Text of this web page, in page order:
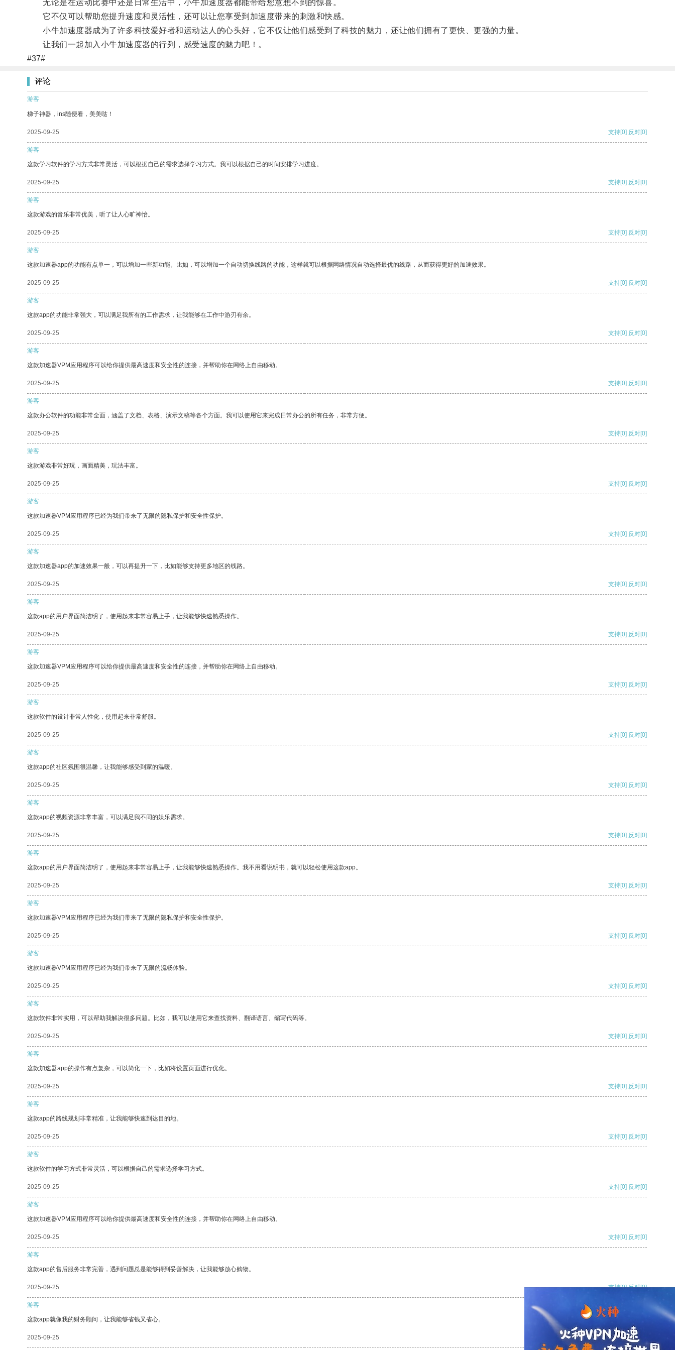
无论是在运动比赛中还是日常生活中，小牛加速度器都能带给您意想不到的惊喜。
它不仅可以帮助您提升速度和灵活性，还可以让您享受到加速度带来的刺激和快感。
小牛加速度器成为了许多科技爱好者和运动达人的心头好，它不仅让他们感受到了科技的魅力，还让他们拥有了更快、更强的力量。
让我们一起加入小牛加速度器的行列，感受速度的魅力吧！。
#37#
评论
游客
梯子神器，ins随便看，美美哒！
2025-09-25 支持[0] 反对[0]
游客
这款学习软件的学习方式非常灵活，可以根据自己的需求选择学习方式。我可以根据自己的时间安排学习进度。
2025-09-25 支持[0] 反对[0]
游客
这款游戏的音乐非常优美，听了让人心旷神怡。
2025-09-25 支持[0] 反对[0]
游客
这款加速器app的功能有点单一，可以增加一些新功能。比如，可以增加一个自动切换线路的功能，这样就可以根据网络情况自动选择最优的线路，从而获得更好的加速效果。
2025-09-25 支持[0] 反对[0]
游客
这款app的功能非常强大，可以满足我所有的工作需求，让我能够在工作中游刃有余。
2025-09-25 支持[0] 反对[0]
游客
这款加速器VPM应用程序可以给你提供最高速度和安全性的连接，并帮助你在网络上自由移动。
2025-09-25 支持[0] 反对[0]
游客
这款办公软件的功能非常全面，涵盖了文档、表格、演示文稿等各个方面。我可以使用它来完成日常办公的所有任务，非常方便。
2025-09-25 支持[0] 反对[0]
游客
这款游戏非常好玩，画面精美，玩法丰富。
2025-09-25 支持[0] 反对[0]
游客
这款加速器VPM应用程序已经为我们带来了无限的隐私保护和安全性保护。
2025-09-25 支持[0] 反对[0]
游客
这款加速器app的加速效果一般，可以再提升一下，比如能够支持更多地区的线路。
2025-09-25 支持[0] 反对[0]
游客
这款app的用户界面简洁明了，使用起来非常容易上手，让我能够快速熟悉操作。
2025-09-25 支持[0] 反对[0]
游客
这款加速器VPM应用程序可以给你提供最高速度和安全性的连接，并帮助你在网络上自由移动。
2025-09-25 支持[0] 反对[0]
游客
这款软件的设计非常人性化，使用起来非常舒服。
2025-09-25 支持[0] 反对[0]
游客
这款app的社区氛围很温馨，让我能够感受到家的温暖。
2025-09-25 支持[0] 反对[0]
游客
这款app的视频资源非常丰富，可以满足我不同的娱乐需求。
2025-09-25 支持[0] 反对[0]
游客
这款app的用户界面简洁明了，使用起来非常容易上手，让我能够快速熟悉操作。我不用看说明书，就可以轻松使用这款app。
2025-09-25 支持[0] 反对[0]
游客
这款加速器VPM应用程序已经为我们带来了无限的隐私保护和安全性保护。
2025-09-25 支持[0] 反对[0]
游客
这款加速器VPM应用程序已经为我们带来了无限的流畅体验。
2025-09-25 支持[0] 反对[0]
游客
这款软件非常实用，可以帮助我解决很多问题。比如，我可以使用它来查找资料、翻译语言、编写代码等。
2025-09-25 支持[0] 反对[0]
游客
这款加速器app的操作有点复杂，可以简化一下，比如将设置页面进行优化。
2025-09-25 支持[0] 反对[0]
游客
这款app的路线规划非常精准，让我能够快速到达目的地。
2025-09-25 支持[0] 反对[0]
游客
这款软件的学习方式非常灵活，可以根据自己的需求选择学习方式。
2025-09-25 支持[0] 反对[0]
游客
这款加速器VPM应用程序可以给你提供最高速度和安全性的连接，并帮助你在网络上自由移动。
2025-09-25 支持[0] 反对[0]
游客
这款app的售后服务非常完善，遇到问题总是能够得到妥善解决，让我能够放心购物。
2025-09-25 支持[0] 反对[0]
游客
这款app就像我的财务顾问，让我能够省钱又省心。
2025-09-25 支持[0] 反对